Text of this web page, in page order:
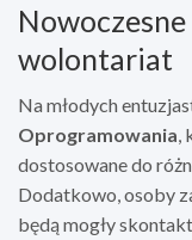
wolontariat
Na młodych
Oprogramowania
dostosowane do
Dodatkowo, osoby
będą mogły